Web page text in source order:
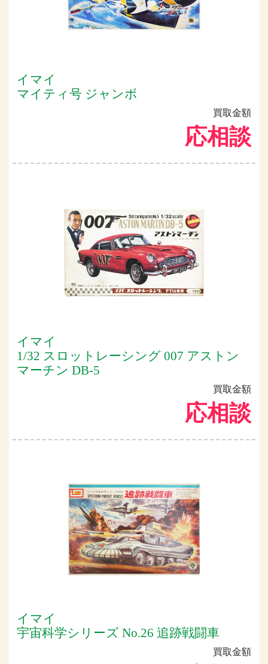
イマイ
マイティ号 ジャンボ
買取金額
応相談
イマイ
1/32 スロットレーシング 007 アストン
マーチン DB-5
買取金額
応相談
イマイ
宇宙科学シリーズ No.26 追跡戦闘車
買取金額